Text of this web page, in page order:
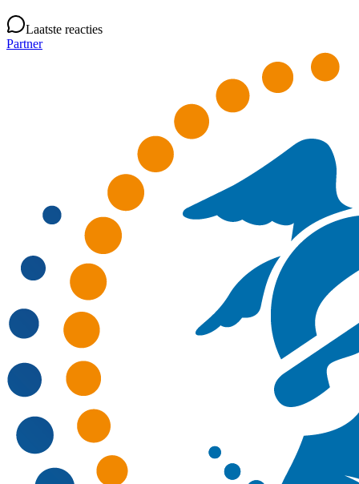
Laatste reacties
Partner